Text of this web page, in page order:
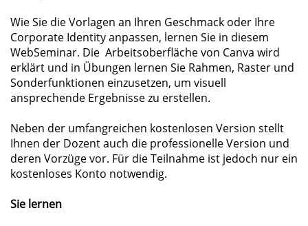
Wie Sie die Vorlagen an Ihren Geschmack oder Ihre
Corporate Identity anpassen, lernen Sie in diesem
WebSeminar. Die Arbeitsoberfläche von Canva wird
erklärt und in Übungen lernen Sie Rahmen, Raster und
Sonderfunktionen einzusetzen, um visuell
ansprechende Ergebnisse zu erstellen.
Neben der umfangreichen kostenlosen Version stellt
Ihnen der Dozent auch die professionelle Version und
deren Vorzüge vor. Für die Teilnahme ist jedoch nur ein
kostenloses Konto notwendig.
Sie lernen